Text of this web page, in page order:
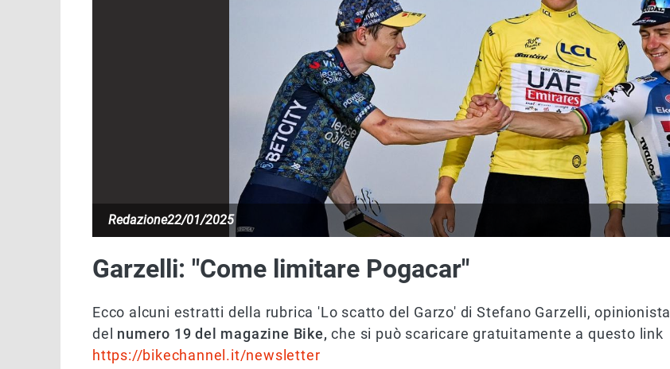
Redazione22/01/2025
Garzelli: "Come limitare Pogacar"
Ecco alcuni estratti della rubrica 'Lo scatto del Garzo' di Stefano Garzelli, opinionista
del numero 19 del magazine Bike, che si può scaricare gratuitamente a questo link
https://bikechannel.it/newsletter